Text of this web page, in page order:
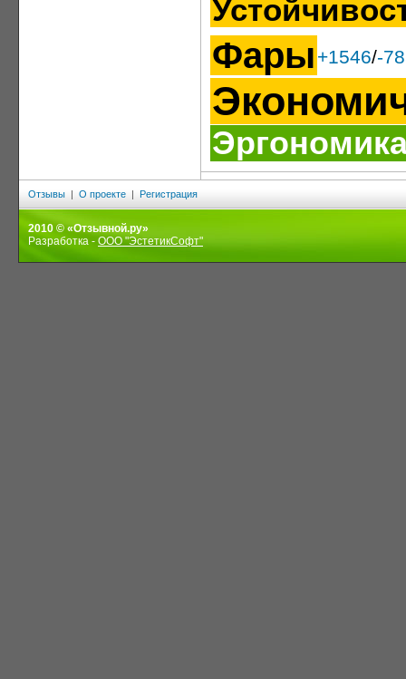
Фары +1546/-
Отзывы | О проекте | Регистрация
2010 © «Отзывной.ру»
Разработка - ООО "ЭстетикСофт"